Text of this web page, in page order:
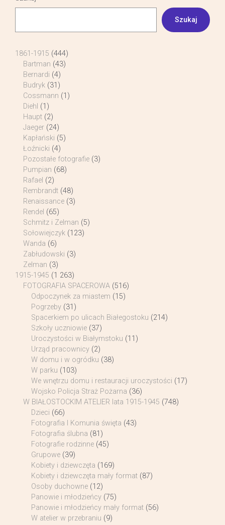
Szukaj
1861-1915 (444)
Bartman (43)
Bernardi (4)
Budryk (31)
Cossmann (1)
Diehl (1)
Haupt (2)
Jaeger (24)
Kapłański (5)
Łoźnicki (4)
Pozostałe fotografie (3)
Pumpian (68)
Rafael (2)
Rembrandt (48)
Renaissance (3)
Rendel (65)
Schmitz i Zelman (5)
Sołowiejczyk (123)
Wanda (6)
Zabłudowski (3)
Zelman (3)
1915-1945 (1 263)
FOTOGRAFIA SPACEROWA (516)
Odpoczynek za miastem (15)
Pogrzeby (31)
Spacerkiem po ulicach Białegostoku (214)
Szkoły uczniowie (37)
Uroczystości w Białymstoku (11)
Urząd pracownicy (2)
W domu i w ogródku (38)
W parku (103)
We wnętrzu domu i restauracji uroczystości (17)
Wojsko Policja Straż Pożarna (36)
W BIAŁOSTOCKIM ATELIER lata 1915-1945 (748)
Dzieci (66)
Fotografia I Komunia święta (43)
Fotografia ślubna (81)
Fotografie rodzinne (45)
Grupowe (39)
Kobiety i dziewczęta (169)
Kobiety i dziewczęta mały format (87)
Osoby duchowne (12)
Panowie i młodzieńcy (75)
Panowie i młodzieńcy mały format (56)
W atelier w przebraniu (9)